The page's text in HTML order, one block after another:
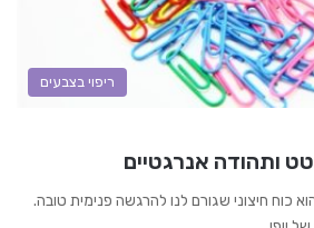
ריפוי בצבעים
ותהודה אנרגטיים
כוח חיצוני שגורם לנו להרגשה פנימית טובה.